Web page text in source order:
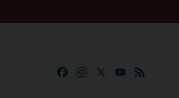
FacebookInstagramYouTube